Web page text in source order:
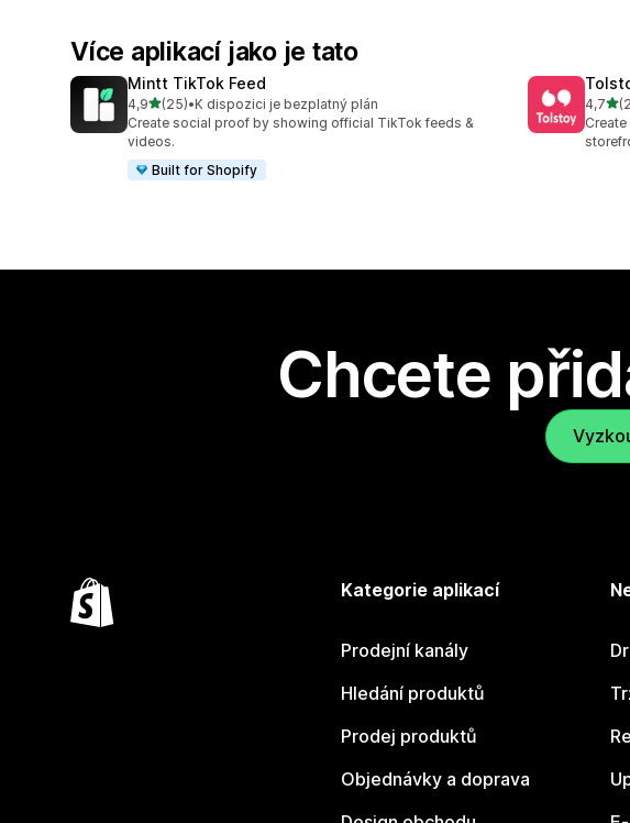
Více aplikací jako je tato
Mintt TikTok Feed
4,9z 5 hvězd
(25)
Celkový počet recenzí: 25
•K dispozici je bezplatný plán
Create social proof by showing official TikTok feeds &
videos.
Built for Shopify
4,7z 5
Chcete
Kategorie aplikací
Prodejní kanály
Hledání produktů
Prodej produktů
Objednávky a doprava